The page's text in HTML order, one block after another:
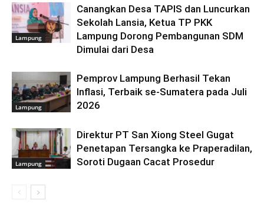
Lampung
Canangkan Desa TAPIS dan Luncurkan
Sekolah Lansia, Ketua TP PKK
Lampung Dorong Pembangunan SDM
Dimulai dari Desa
Lampung
Pemprov Lampung Berhasil Tekan
Inflasi, Terbaik se-Sumatera pada Juli
2026
Lampung
Direktur PT San Xiong Steel Gugat
Penetapan Tersangka ke Praperadilan,
Soroti Dugaan Cacat Prosedur